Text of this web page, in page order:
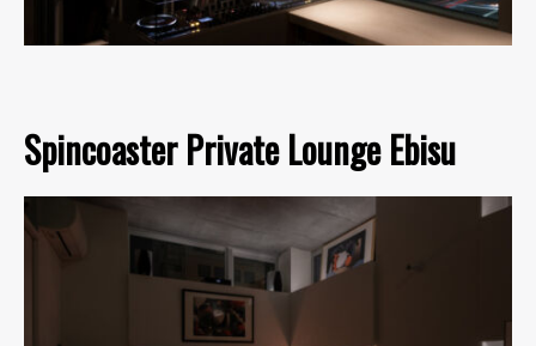
Spincoaster Private Lounge Ebisu